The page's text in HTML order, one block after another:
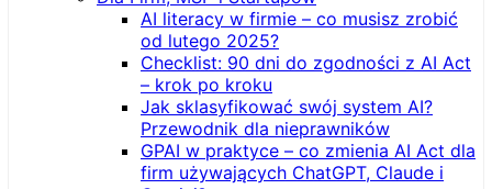
AI literacy w firmie – co musisz zrobić
od lutego 2025?
Checklist: 90 dni do zgodności z AI Act
– krok po kroku
Jak sklasyfikować swój system AI?
Przewodnik dla nieprawników
GPAI w praktyce – co zmienia AI Act dla
firm używających ChatGPT, Claude i